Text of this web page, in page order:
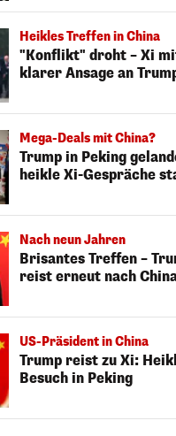
Heikles Treffen in China
"Konflikt" droht – Xi
klarer Ansage an
Mega-Deals mit China?
Trump in Peking
heikle Xi-Gespräche
Nach neun Jahren
Brisantes Treffen –
reist erneut nach
US-Präsident in China
Trump reist zu Xi:
Besuch in Peking